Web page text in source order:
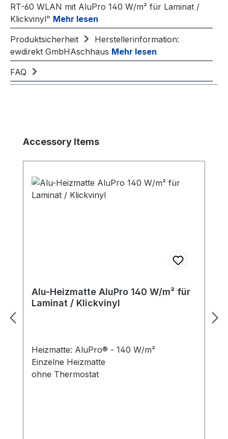
RT-60 WLAN mit AluPro 140 W/m² für Laminat /
Klickvinyl" Mehr lesen
Produktsicherheit
Herstellerinformation:
ewdirekt GmbHAschhaus Mehr lesen
FAQ
Produktgalerie überspringen
Accessory Items
Alu-Heizmatte AluPro 140 W/m² für
Laminat / Klickvinyl
Heizmatte: AluPro® - 140 W/m²
Einzelne Heizmatte
ohne Thermostat